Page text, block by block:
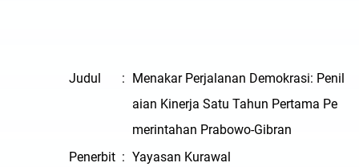
Judul : Menakar Perjalanan Demokrasi: Penil
aian Kinerja Satu Tahun Pertama Pe
merintahan Prabowo-Gibran
Penerbit : Yayasan Kurawal